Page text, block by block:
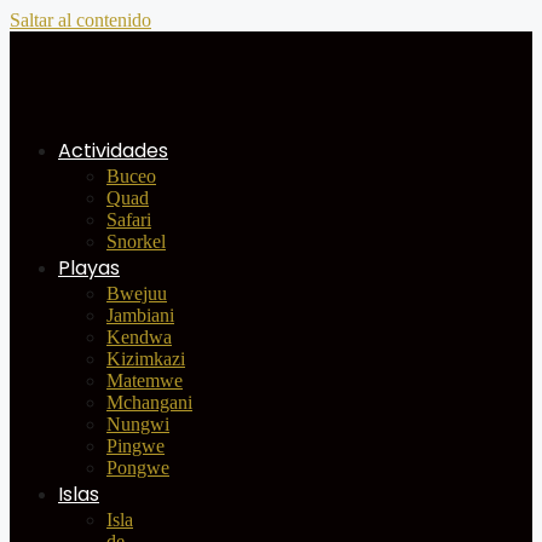
Saltar al contenido
Actividades
Buceo
Quad
Safari
Snorkel
Playas
Bwejuu
Jambiani
Kendwa
Kizimkazi
Matemwe
Mchangani
Nungwi
Pingwe
Pongwe
Islas
Isla